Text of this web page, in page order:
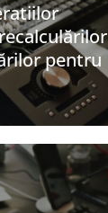
pentru